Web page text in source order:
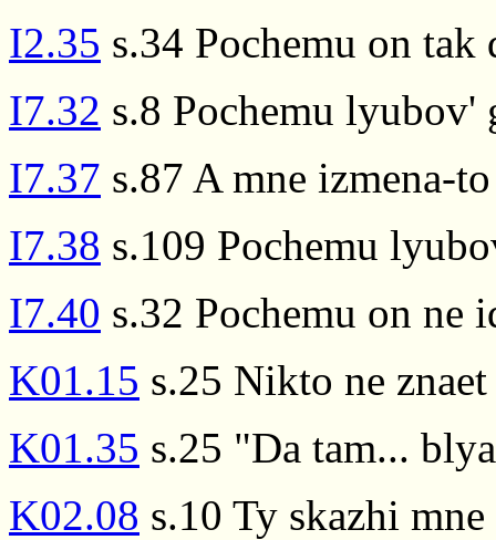
I2.35 s.34 Pochemu on tak
I7.32 s.8 Pochemu lyubov'
I7.37 s.87 A mne izmena-
I7.38 s.109 Pochemu
I7.40 s.32 Pochemu on ne
K01.15 s.25 Nikto ne
K01.35 s.25 "Da tam...
K02.08 s.10 Ty skazhi